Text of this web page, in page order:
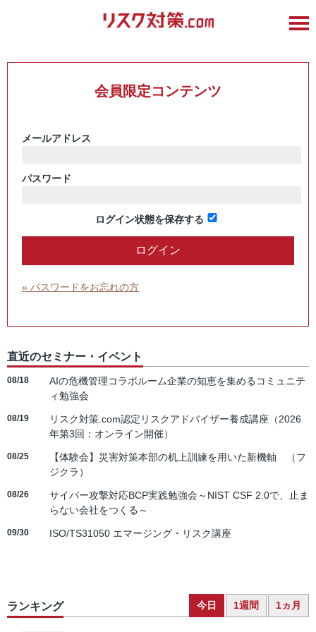
会員限定コンテンツ
メールアドレス
パスワード
ログイン状態を保存する
» パスワードをお忘れの方
直近のセミナー・イベント
08/18
AIの危機管理コラボルーム企業の知恵を集めるコミュニテ
ィ勉強会
08/19
リスク対策.com認定リスクアドバイザー養成講座（2026
年第3回：オンライン開催）
08/25
【体験会】災害対策本部の机上訓練を用いた新機軸 （フ
ジクラ）
08/26
サイバー攻撃対応BCP実践勉強会～NIST CSF 2.0で、止ま
らない会社をつくる～
09/30 ISO/TS31050 エマージング・リスク講座
ランキング 今日 1週間 1ヵ月